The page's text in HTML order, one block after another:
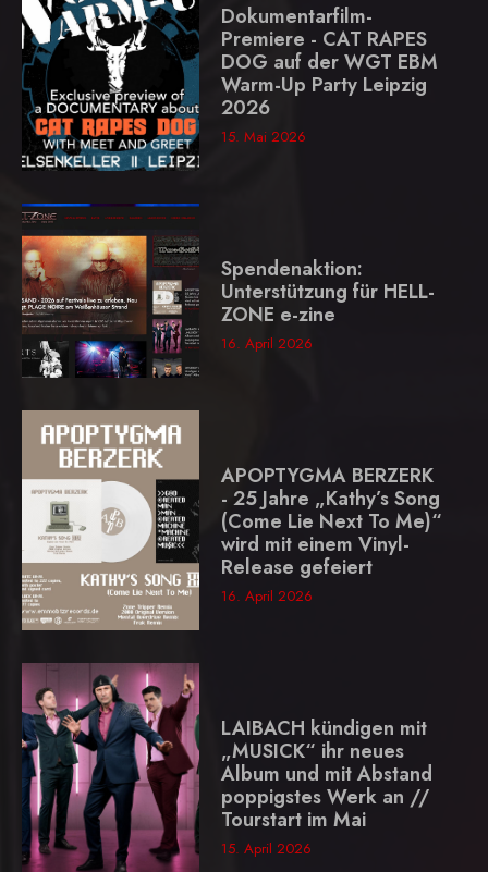
Dokumentarfilm-
Premiere - CAT RAPES
DOG auf der WGT EBM
Warm-Up Party Leipzig
2026
15. Mai 2026
Spendenaktion:
Unterstützung für HELL-
ZONE e-zine
16. April 2026
APOPTYGMA BERZERK
- 25 Jahre „Kathy’s Song
(Come Lie Next To Me)“
wird mit einem Vinyl-
Release gefeiert
16. April 2026
LAIBACH kündigen mit
„MUSICK“ ihr neues
Album und mit Abstand
poppigstes Werk an //
Tourstart im Mai
15. April 2026